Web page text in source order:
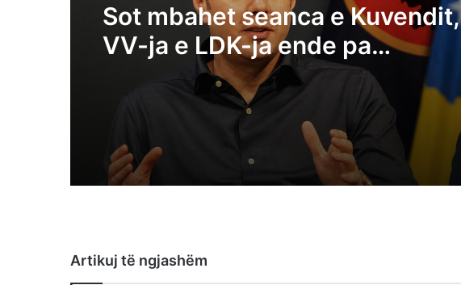
Sot mbahet seanca e Kuvendit,
VV-ja e LDK-ja ende pa
marrëveshje
Artikuj të ngjashëm